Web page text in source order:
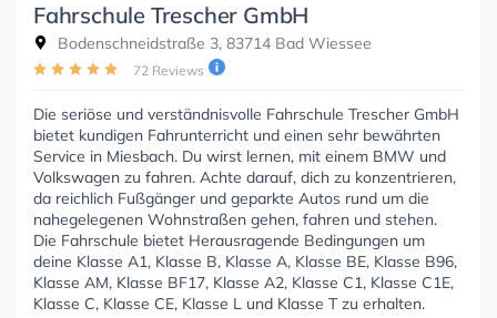
Fahrschule Trescher GmbH
Bodenschneidstraße 3, 83714 Bad Wiessee
72 Reviews
Die seriöse und verständnisvolle Fahrschule Trescher GmbH
bietet kundigen Fahrunterricht und einen sehr bewährten
Service in Miesbach. Du wirst lernen, mit einem BMW und
Volkswagen zu fahren. Achte darauf, dich zu konzentrieren,
da reichlich Fußgänger und geparkte Autos rund um die
nahegelegenen Wohnstraßen gehen, fahren und stehen.
Die Fahrschule bietet Herausragende Bedingungen um
deine Klasse A1, Klasse B, Klasse A, Klasse BE, Klasse B96,
Klasse AM, Klasse BF17, Klasse A2, Klasse C1, Klasse C1E,
Klasse C, Klasse CE, Klasse L und Klasse T zu erhalten.